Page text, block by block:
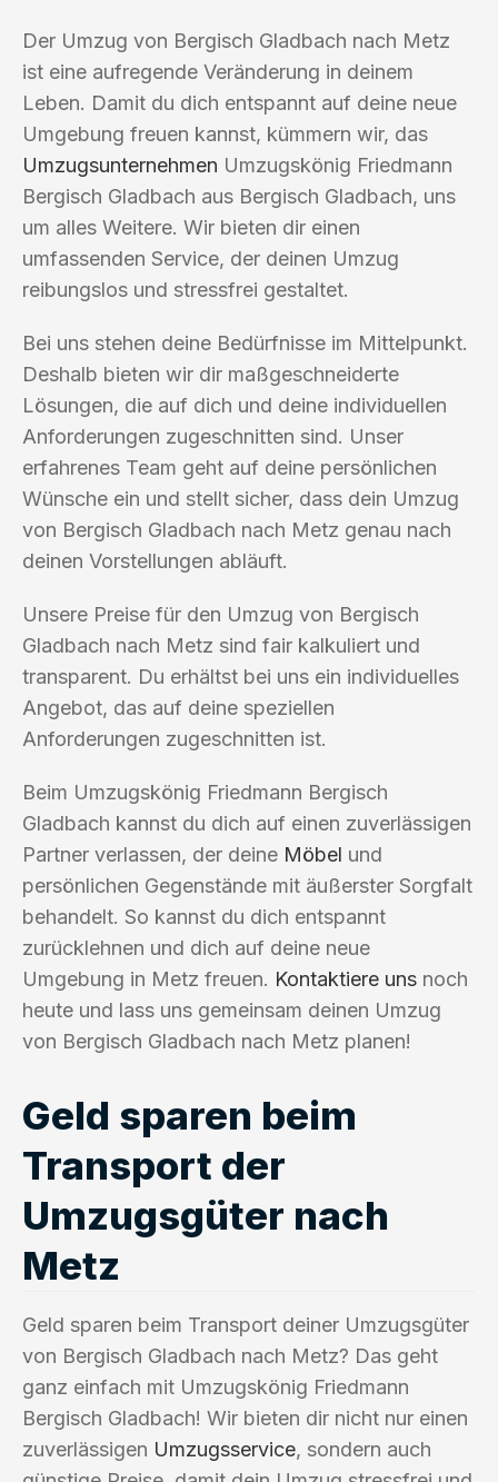
Der Umzug von Bergisch Gladbach nach Metz
ist eine aufregende Veränderung in deinem
Leben. Damit du dich entspannt auf deine neue
Umgebung freuen kannst, kümmern wir, das
Umzugsunternehmen Umzugskönig Friedmann
Bergisch Gladbach aus Bergisch Gladbach, uns
um alles Weitere. Wir bieten dir einen
umfassenden Service, der deinen Umzug
reibungslos und stressfrei gestaltet.
Bei uns stehen deine Bedürfnisse im Mittelpunkt.
Deshalb bieten wir dir maßgeschneiderte
Lösungen, die auf dich und deine individuellen
Anforderungen zugeschnitten sind. Unser
erfahrenes Team geht auf deine persönlichen
Wünsche ein und stellt sicher, dass dein Umzug
von Bergisch Gladbach nach Metz genau nach
deinen Vorstellungen abläuft.
Unsere Preise für den Umzug von Bergisch
Gladbach nach Metz sind fair kalkuliert und
transparent. Du erhältst bei uns ein individuelles
Angebot, das auf deine speziellen
Anforderungen zugeschnitten ist.
Beim Umzugskönig Friedmann Bergisch
Gladbach kannst du dich auf einen zuverlässigen
Partner verlassen, der deine Möbel und
persönlichen Gegenstände mit äußerster Sorgfalt
behandelt. So kannst du dich entspannt
zurücklehnen und dich auf deine neue
Umgebung in Metz freuen. Kontaktiere uns noch
heute und lass uns gemeinsam deinen Umzug
von Bergisch Gladbach nach Metz planen!
Geld sparen beim
Transport der
Umzugsgüter nach
Metz
Geld sparen beim Transport deiner Umzugsgüter
von Bergisch Gladbach nach Metz? Das geht
ganz einfach mit Umzugskönig Friedmann
Bergisch Gladbach! Wir bieten dir nicht nur einen
zuverlässigen Umzugsservice, sondern auch